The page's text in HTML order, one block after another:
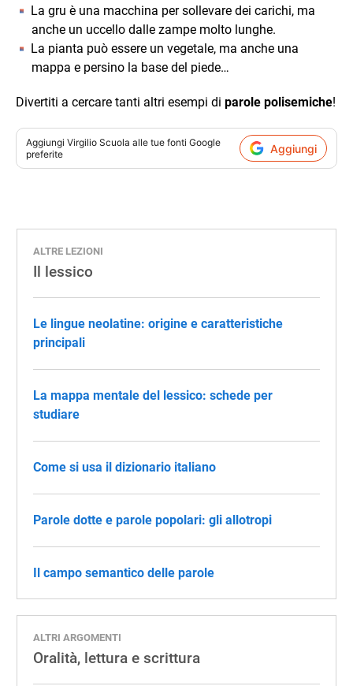
La gru è una macchina per sollevare dei carichi, ma
anche un uccello dalle zampe molto lunghe.
La pianta può essere un vegetale, ma anche una
mappa e persino la base del piede…
Divertiti a cercare tanti altri esempi di parole polisemiche!
Aggiungi Virgilio Scuola alle tue fonti Google
preferite
Aggiungi
ALTRE LEZIONI
Il lessico
Le lingue neolatine: origine e caratteristiche
principali
La mappa mentale del lessico: schede per
studiare
Come si usa il dizionario italiano
Parole dotte e parole popolari: gli allotropi
Il campo semantico delle parole
ALTRI ARGOMENTI
Oralità, lettura e scrittura